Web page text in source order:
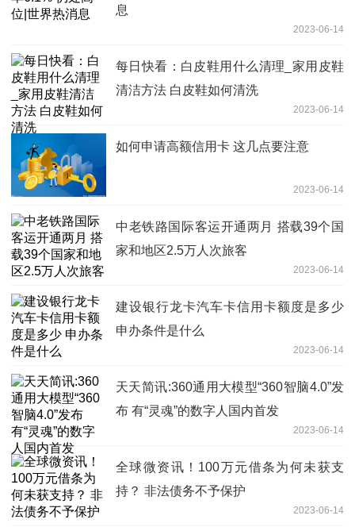
息
2023-06-14
每日快看：白皮鞋用什么清理_家用皮鞋
清洁方法 白皮鞋如何清洗
2023-06-14
如何申请高额信用卡 这几点要注意
2023-06-14
中老铁路国际客运开通两月 搭载39个国
家和地区2.5万人次旅客
2023-06-14
建设银行龙卡汽车卡信用卡额度是多少
申办条件是什么
2023-06-14
天天简讯:360通用大模型“360智脑4.0”发
布 有“灵魂”的数字人国内首发
2023-06-14
全球微资讯！100万元借条为何未获支
持？ 非法债务不予保护
2023-06-14